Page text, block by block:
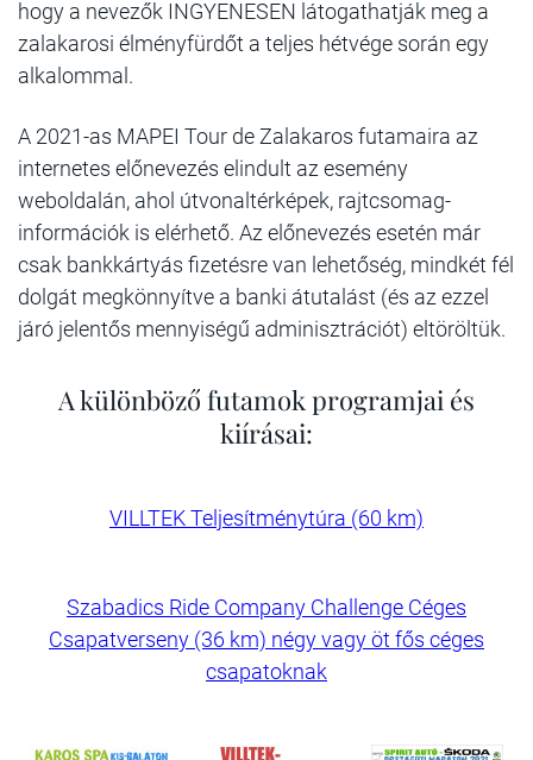
hogy a nevezők INGYENESEN látogathatják meg a
zalakarosi élményfürdőt a teljes hétvége során egy
alkalommal.
A 2021-as MAPEI Tour de Zalakaros futamaira az
internetes előnevezés elindult az esemény
weboldalán, ahol útvonaltérképek, rajtcsomag-
információk is elérhető. Az előnevezés esetén már
csak bankkártyás fizetésre van lehetőség, mindkét fél
dolgát megkönnyítve a banki átutalást (és az ezzel
járó jelentős mennyiségű adminisztrációt) eltöröltük.
A különböző futamok programjai és
kiírásai:
VILLTEK Teljesítménytúra (60 km)
Szabadics Ride Company Challenge Céges
Csapatverseny (36 km) négy vagy öt fős céges
csapatoknak